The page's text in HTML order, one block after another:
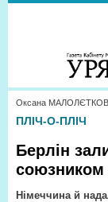
Оксана
ПЛІЧ-О-ПЛІЧ
Берлін
союзником
Німеччина й